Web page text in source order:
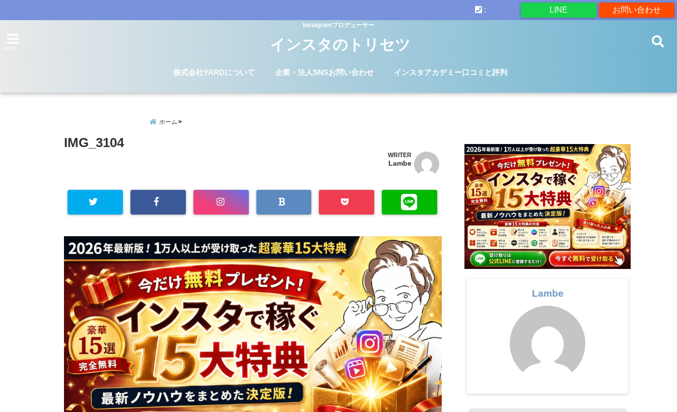
お問い合わせ
LINE
:
Instagramプロデューサー
インスタのトリセツ
株式会社YARDについて 企業・法人SNSお問い合わせ インスタアカデミー口コミと評判
ホーム
IMG_3104
WRITER
Lambe
Lambe